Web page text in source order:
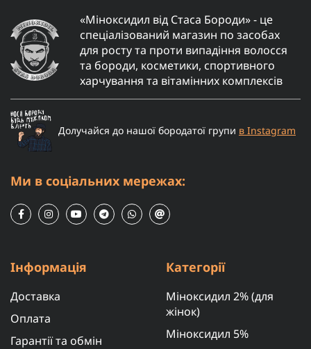
«Міноксидил від Стаса Бороди» - це
спеціалізований магазин по засобах
для росту та проти випадіння волосся
та бороди, косметики, спортивного
харчування та вітамінних комплексів
Долучайся до нашої бородатої групи в Instagram
Ми в соціальних мережах:
Інформація
Доставка
Оплата
Гарантії та обмін
Категорії
Міноксидил 2% (для
жінок)
Міноксидил 5%